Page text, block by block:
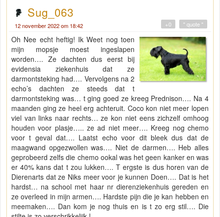
Sug_063
12 november 2022 om 18:42 " quote "
+0
Oh Nee echt heftig! Ik Weet nog toen
mijn mopsje moest ingeslapen
worden…. Ze dachten dus eerst bij
evidensia ziekenhuis dat ze
darmontsteking had…. Vervolgens na 2
echo’s dachten ze steeds dat t
darmontsteking was… t ging goed ze kreeg Prednison…. Na 4
maanden ging ze heel erg achteruit. Coco kon niet meer lopen
viel van links naar rechts… ze kon niet eens zichzelf omhoog
houden voor plasje….. ze ad niet meer…. Kreeg nog chemo
voor t geval dat…. Laatst echo voor dit bleek dus dat de
maagwand opgezwollen was…. Niet de darmen…. Heb alles
geprobeerd zelfs die chemo ookal was het geen kanker en was
er 40% kans dat t zou lukken…. T ergste is dus horen van de
Dierenarts dat ze Niks meer voor je kunnen Doen…. Dat is het
hardst… na school met haar nr dierenziekenhuis gereden en
ze overleed in mijn armen…. Hardste pijn die je kan hebben en
meemaken…. Dan kom je nog thuis en is t zo erg stil…. Die